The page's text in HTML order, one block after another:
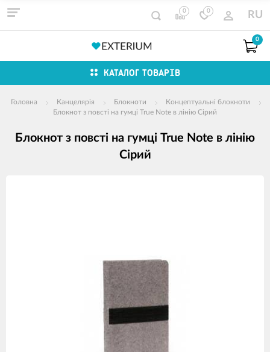
0 0 RU
0
КАТАЛОГ ТОВАРІВ
Головна Канцелярія Блокноти
Концептуальні блокноти
Блокнот з повсті на гумці True Note в лінію Сірий
Блокнот з повсті на гумці True Note в лінію
Сірий